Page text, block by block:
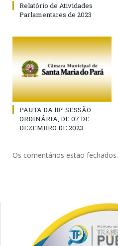
Relatório de Atividades
Parlamentares de 2023
PAUTA DA 18ª SESSÃO
ORDINÁRIA, DE 07 DE
DEZEMBRO DE 2023
Os comentários estão fechados.